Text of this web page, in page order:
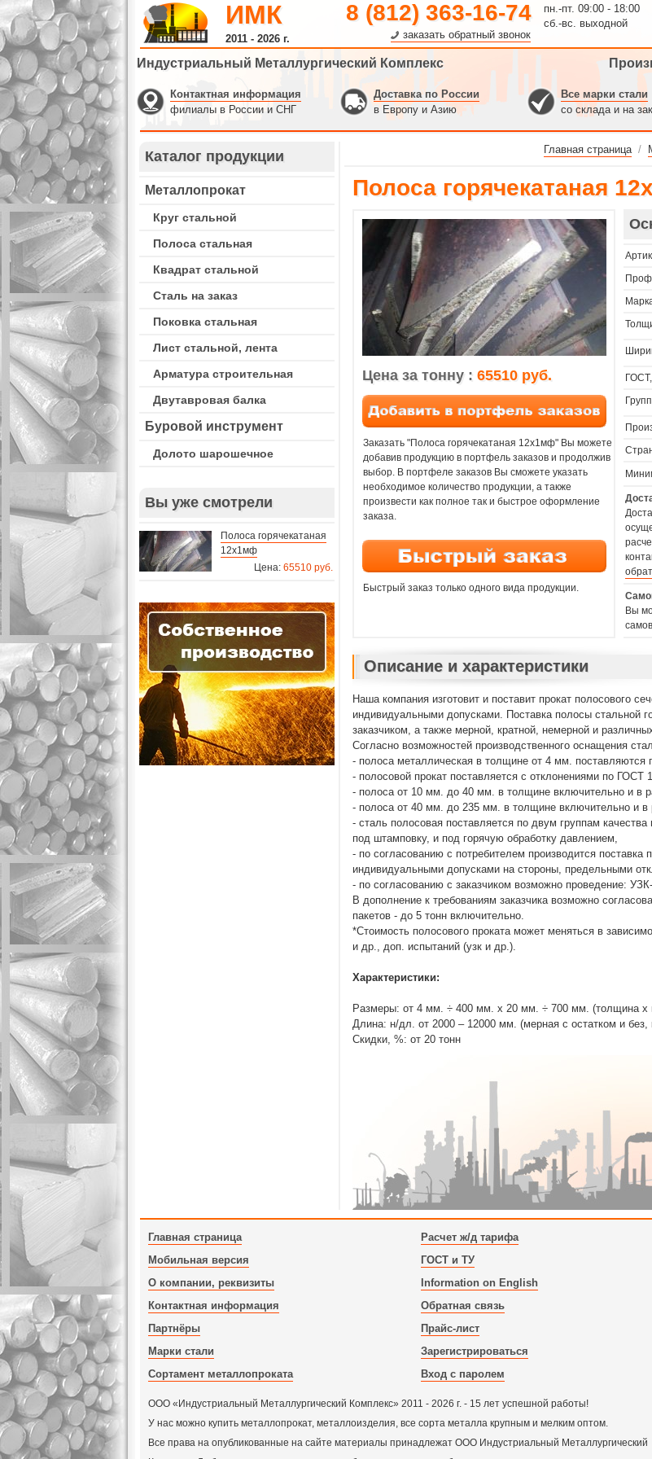
ИМК
2011 - 2026 г.
8 (812) 363-16-74
заказать обратный звонок
пн.-пт. 09:00 - 18:00
сб.-вс. выходной
Индустриальный Металлургический Комплекс
Контактная информация
филиалы в России и СНГ
Доставка по России
в Европу и Азию
Все марки стали
со склада и на
Каталог продукции
Металлопрокат
Круг стальной
Полоса стальная
Квадрат стальной
Сталь на заказ
Поковка стальная
Лист стальной, лента
Арматура строительная
Двутавровая балка
Буровой инструмент
Долото шарошечное
Вы уже смотрели
Полоса горячекатаная
12х1мф
Цена: 65510 руб.
Главная страница /
Полоса горячекатаная
Цена за тонну : 65510 руб.
Заказать "Полоса горячекатаная 12х1мф" Вы можете
добавив продукцию в портфель заказов и продолжив
выбор. В портфеле заказов Вы сможете указать
необходимое количество продукции, а также
произвести как полное так и быстрое оформление
заказа.
Быстрый заказ только одного вида продукции.
Вы
Описание и характеристики
Наша компания изготовит и поставит прокат полосового
индивидуальными допусками. Поставка полосы стальной
заказчиком, а также мерной, кратной, немерной и
Согласно возможностей производственного оснащения
- полоса металлическая в толщине от 4 мм.
- полосовой прокат поставляется с отклонениями по
- полоса от 10 мм. до 40 мм. в толщине включительно и в
- полоса от 40 мм. до 235 мм. в толщине включительно и
- сталь полосовая поставляется по двум группам
под штамповку, и под горячую обработку давлением,
- по согласованию с потребителем производится поставка
индивидуальными допусками на стороны, предельными
- по согласованию с заказчиком возможно проведение:
В дополнение к требованиям заказчика возможно
пакетов - до 5 тонн включительно.
*Стоимость полосового проката может меняться в
и др., доп. испытаний (узк и др.).
Характеристики:
Размеры: от 4 мм. ÷ 400 мм. х 20 мм. ÷ 700 мм. (толщина х
Длина: н/дл. от 2000 – 12000 мм. (мерная с остатком и без,
Скидки, %: от 20 тонн
Главная страница
Мобильная версия
О компании, реквизиты
Контактная информация
Партнёры
Марки стали
Сортамент металлопроката
Расчет ж/д тарифа
ГОСТ и ТУ
Information on English
Обратная связь
Прайс-лист
Зарегистрироваться
Вход с паролем
ООО «Индустриальный Металлургический Комплекс» 2011 - 2026 г. - 15 лет успешной работы!
У нас можно купить металлопрокат, металлоизделия, все сорта металла крупным и мелким оптом.
Все права на опубликованные на сайте материалы принадлежат ООО Индустриальный Металлургический